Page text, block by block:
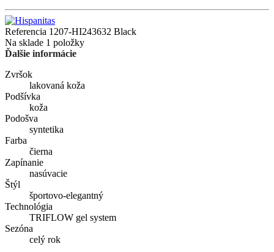
Referencia 1207-HI243632 Black
Na sklade 1 položky
Ďalšie informácie
Zvršok
lakovaná koža
Podšívka
koža
Podošva
syntetika
Farba
čierna
Zapínanie
nasúvacie
Štýl
športovo-elegantný
Technológia
TRIFLOW gel system
Sezóna
celý rok